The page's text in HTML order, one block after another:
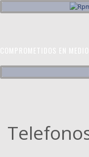
COMPROMETIDOS EN